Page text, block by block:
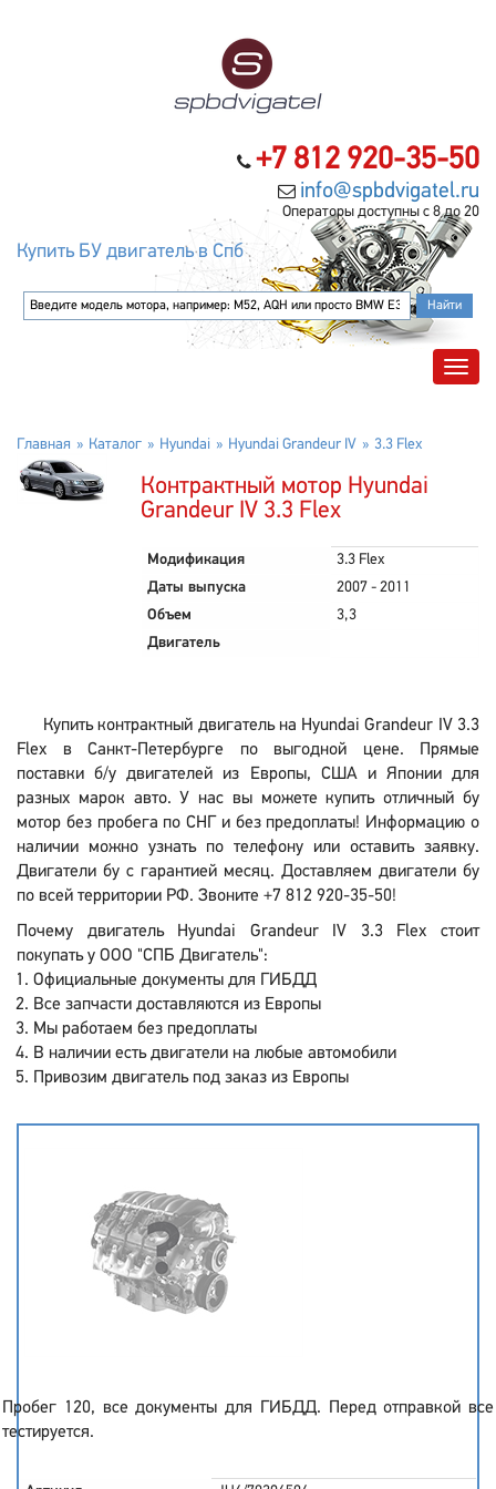
+7 812 920-35-50
info@spbdvigatel.ru
Операторы доступны с 8 до 20
Купить БУ двигатель в Спб
Главная Каталог Hyundai Hyundai Grandeur IV 3.3 Flex
Контрактный мотор Hyundai
Grandeur IV 3.3 Flex
Модификация
3.3 Flex
Даты выпуска
2007 - 2011
Объем
3,3
Двигатель
Купить контрактный двигатель на Hyundai Grandeur IV 3.3
Flex в Санкт-Петербурге по выгодной цене. Прямые
поставки б/у двигателей из Европы, США и Японии для
разных марок авто. У нас вы можете купить отличный бу
мотор без пробега по СНГ и без предоплаты! Информацию о
наличии можно узнать по телефону или оставить заявку.
Двигатели бу с гарантией месяц. Доставляем двигатели бу
по всей территории РФ. Звоните +7 812 920-35-50!
Почему двигатель Hyundai Grandeur IV 3.3 Flex стоит
покупать у ООО "СПБ Двигатель":
Официальные документы для ГИБДД
Все запчасти доставляются из Европы
Мы работаем без предоплаты
В наличии есть двигатели на любые автомобили
Привозим двигатель под заказ из Европы
Пробег 120, все документы для ГИБДД. Перед отправкой все
тестируется.